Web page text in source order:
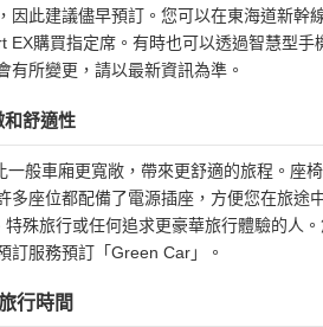
因此建議儘早預訂。您可以在東海道新
EX購買指定席。有時也可以透過智慧型
有所變更，請以最新資訊為準。
和舒適性
一般車廂更寬敞，帶來更舒適的旅程。座
多座位都配備了電源插座，方便您在旅途
殊旅行或任何追求更豪華旅行體驗的人
訂服務預訂「Green Car」。
行時間